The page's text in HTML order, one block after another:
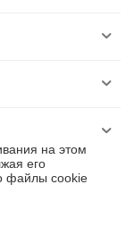
на этом
его
файлы cookie